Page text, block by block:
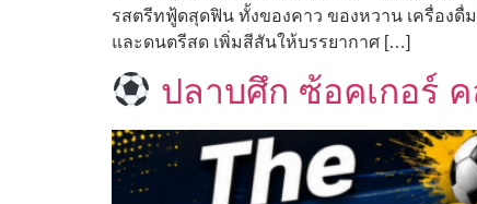
รสตรีทฟู้ดสุดฟิน ทั้งของคาว ของหวาน เครื่องดื่ม
และดนตรีสด เพิ่มสีสันให้บรรยากาศ […]
ปลาบศึก ซ้อคเกอร์